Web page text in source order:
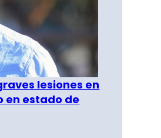
lesiones en
en estado de